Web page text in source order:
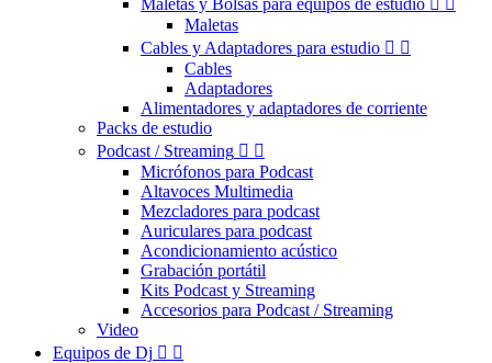
Maletas y Bolsas para equipos de estudio  
Maletas
Cables y Adaptadores para estudio  
Cables
Adaptadores
Alimentadores y adaptadores de corriente
Packs de estudio
Podcast / Streaming  
Micrófonos para Podcast
Altavoces Multimedia
Mezcladores para podcast
Auriculares para podcast
Acondicionamiento acústico
Grabación portátil
Kits Podcast y Streaming
Accesorios para Podcast / Streaming
Video
Equipos de Dj  